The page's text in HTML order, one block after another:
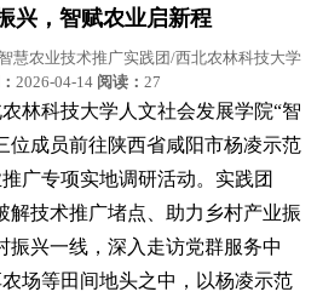
兴，智赋农业启新程
慧农业技术推广实践团/西北农林科技大学
2026-04-14 阅读： 27
科技大学人文社会发展学院“智
位成员前往陕西省咸阳市杨凌示范
广专项实地调研活动。实践团
解技术推广堵点、助力乡村产业振
振兴一线，深入走访党群服务中
场等田间地头之中，以杨凌示范